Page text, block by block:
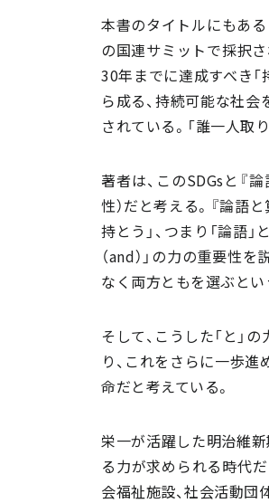
本書のタイトルにもある
の国連サミットで採択
30年までに達成すべき「
ら成る、持続可能な社
されている。「誰一人取
著者は、このSDGsと『
性）だと考える。『論語
持とう」、つまり「論語
（and）」の力の重要性
なく両方ともを選ぶとい
そして、こうした「と」
り、これをさらに一歩進
命だと考えている。
栄一が活躍した明治維
る力が求められる時代
会福祉施設、社会活動団